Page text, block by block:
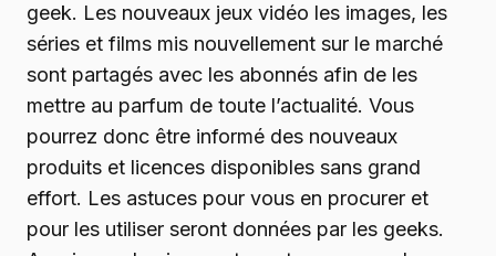
geek. Les nouveaux jeux vidéo les images, les
séries et films mis nouvellement sur le marché
sont partagés avec les abonnés afin de les
mettre au parfum de toute l’actualité. Vous
pourrez donc être informé des nouveaux
produits et licences disponibles sans grand
effort. Les astuces pour vous en procurer et
pour les utiliser seront données par les geeks.